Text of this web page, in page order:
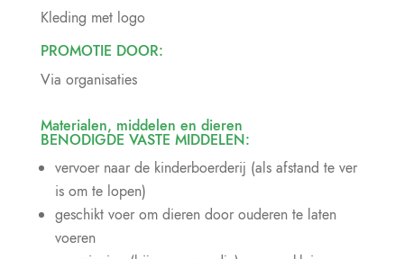
Kleding met logo
PROMOTIE DOOR:
Via organisaties
Materialen, middelen en dieren
BENODIGDE VASTE MIDDELEN:
vervoer naar de kinderboerderij (als afstand te ver
is om te lopen)
geschikt voer om dieren door ouderen te laten
voeren